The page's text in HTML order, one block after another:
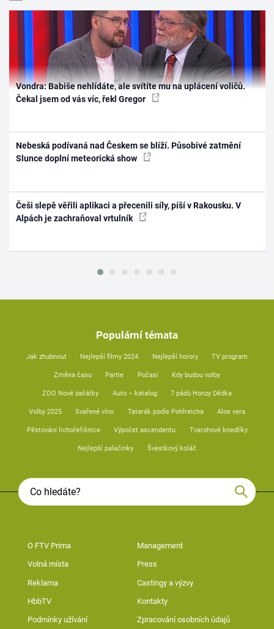
Vondra: Babiše nehlídáte, ale svítíte mu na uplácení voličů.
Čekal jsem od vás víc, řekl Gregor
Nebeská podívaná nad Českem se blíží. Působivé zatmění
Slunce doplní meteorická show
Češi slepě věřili aplikaci a přecenili síly, píší v Rakousku. V
Alpách je zachraňoval vrtulník
Populární témata
Jak zhubnout Nejlepší filmy 2024 Nejlepší horory TV program
Změna času Partie Počasí Kdy budou volby
ZOO Nové začátky Auto – katalog 7 pádů Honzy Dědka
Volby 2025 Svařené víno Tatarák podle Pohlreicha Aloe vera
Pěstování lichořeřišnice Výpočet ascendentu Tvarohové knedlíky
Nejlepší palačinky Švestkový koláč
O FTV Prima Management
Volná místa Press
Reklama Castingy a výzvy
HbbTV Kontakty
Podmínky užívání Zpracování osobních údajů